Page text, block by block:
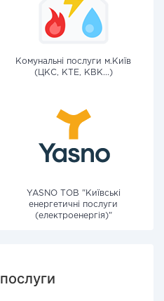
Комунальні послуги м.Київ
(ЦКС, КТЕ, КВК...)
YASNO ТОВ "Київські
енергетичні послуги
(електроенергія)"